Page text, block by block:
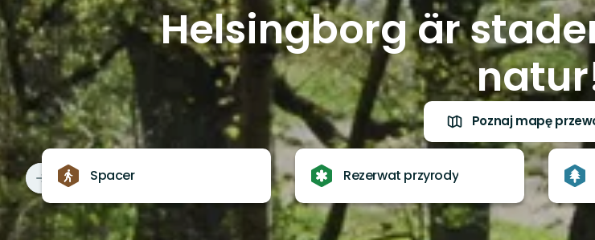
Helsingborg är
Poznaj mapę
Spacer Rezerwat przyrody